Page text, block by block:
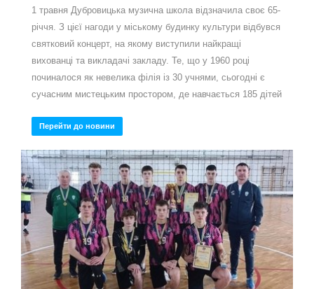
1 травня Дубровицька музична школа відзначила своє 65-
річчя. З цієї нагоди у міському будинку культури відбувся
святковий концерт, на якому виступили найкращі
вихованці та викладачі закладу. Те, що у 1960 році
починалося як невелика філія із 30 учнями, сьогодні є
сучасним мистецьким простором, де навчається 185 дітей
Перейти до новини